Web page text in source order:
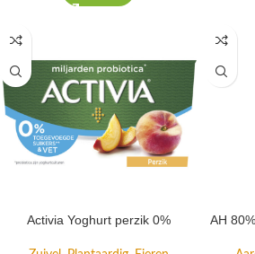
Activia Yoghurt perzik 0% AH